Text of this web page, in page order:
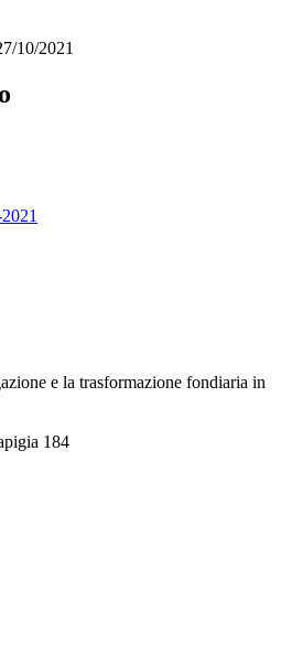
10/2021
e la trasformazione fondiaria in
184